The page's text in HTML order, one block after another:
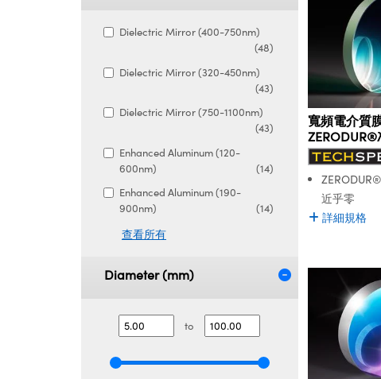
Dielectric Mirror (400-750nm)
(48)
Dielectric Mirror (320-450nm)
(43)
Dielectric Mirror (750-1100nm)
(43)
Enhanced Aluminum (120-
600nm)
(14)
Enhanced Aluminum (190-
900nm)
(14)
查看所有
Diameter (mm)
to
寬頻電介質
近乎零
詳細規格